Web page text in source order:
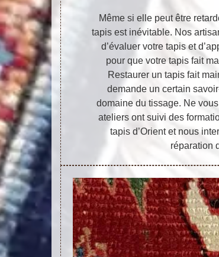
Même si elle peut être
tapis est inévitable. Nos
d’évaluer votre tapis et
pour que votre tapis fait
Restaurer un tapis fait
demande un certain
domaine du tissage. Ne
ateliers ont suivi des
tapis d’Orient et nous
réparation